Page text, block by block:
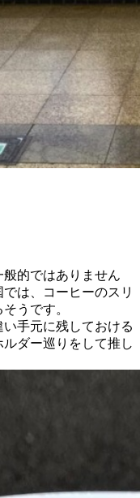
的ではありません
は、コーヒーのスリ
うです。
手元に残しておける
ダー巡りをして推し